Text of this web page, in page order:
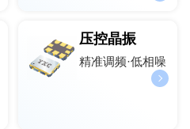
压控晶振
精准调频·低相噪